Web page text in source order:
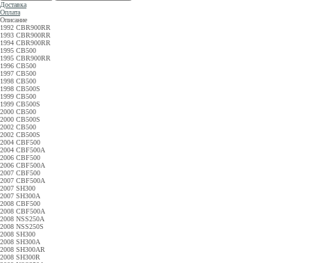
Доставка
Оплата
Описание
1992 CBR900RR
1993 CBR900RR
1994 CBR900RR
1995 CB500
1995 CBR900RR
1996 CB500
1997 CB500
1998 CB500
1998 CB500S
1999 CB500
1999 CB500S
2000 CB500
2000 CB500S
2002 CB500
2002 CB500S
2004 CBF500
2004 CBF500A
2006 CBF500
2006 CBF500A
2007 CBF500
2007 CBF500A
2007 SH300
2007 SH300A
2008 CBF500
2008 CBF500A
2008 NSS250A
2008 NSS250S
2008 SH300
2008 SH300A
2008 SH300AR
2008 SH300R